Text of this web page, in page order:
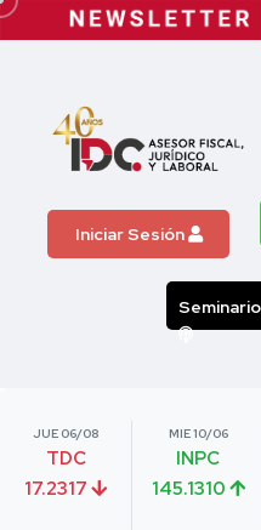
Iniciar Sesión
JUE 06/08
TDC
17.2317
MIE 10/06
INPC
145.1310